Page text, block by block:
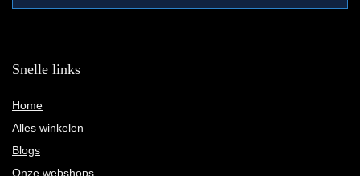
Snelle links
Home
Alles winkelen
Blogs
Onze webshops